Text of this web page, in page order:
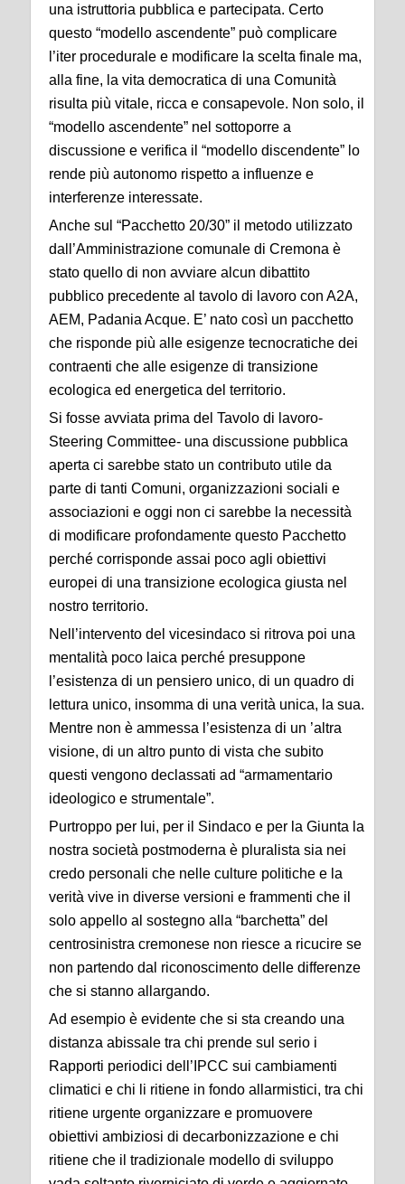
una istruttoria pubblica e partecipata. Certo
questo “modello ascendente” può complicare
l’iter procedurale e modificare la scelta finale ma,
alla fine, la vita democratica di una Comunità
risulta più vitale, ricca e consapevole. Non solo, il
“modello ascendente” nel sottoporre a
discussione e verifica il “modello discendente” lo
rende più autonomo rispetto a influenze e
interferenze interessate.
Anche sul “Pacchetto 20/30” il metodo utilizzato
dall’Amministrazione comunale di Cremona è
stato quello di non avviare alcun dibattito
pubblico precedente al tavolo di lavoro con A2A,
AEM, Padania Acque. E’ nato così un pacchetto
che risponde più alle esigenze tecnocratiche dei
contraenti che alle esigenze di transizione
ecologica ed energetica del territorio.
Si fosse avviata prima del Tavolo di lavoro-
Steering Committee- una discussione pubblica
aperta ci sarebbe stato un contributo utile da
parte di tanti Comuni, organizzazioni sociali e
associazioni e oggi non ci sarebbe la necessità
di modificare profondamente questo Pacchetto
perché corrisponde assai poco agli obiettivi
europei di una transizione ecologica giusta nel
nostro territorio.
Nell’intervento del vicesindaco si ritrova poi una
mentalità poco laica perché presuppone
l’esistenza di un pensiero unico, di un quadro di
lettura unico, insomma di una verità unica, la sua.
Mentre non è ammessa l’esistenza di un ’altra
visione, di un altro punto di vista che subito
questi vengono declassati ad “armamentario
ideologico e strumentale”.
Purtroppo per lui, per il Sindaco e per la Giunta la
nostra società postmoderna è pluralista sia nei
credo personali che nelle culture politiche e la
verità vive in diverse versioni e frammenti che il
solo appello al sostegno alla “barchetta” del
centrosinistra cremonese non riesce a ricucire se
non partendo dal riconoscimento delle differenze
che si stanno allargando.
Ad esempio è evidente che si sta creando una
distanza abissale tra chi prende sul serio i
Rapporti periodici dell’IPCC sui cambiamenti
climatici e chi li ritiene in fondo allarmistici, tra chi
ritiene urgente organizzare e promuovere
obiettivi ambiziosi di decarbonizzazione e chi
ritiene che il tradizionale modello di sviluppo